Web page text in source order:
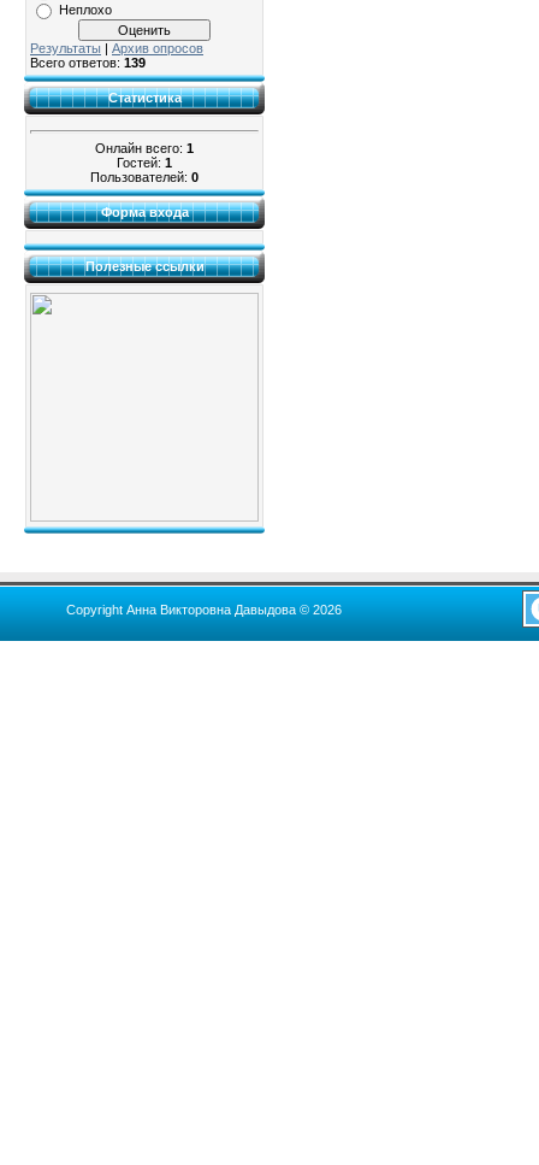
Неплохо
Результаты | Архив опросов
Всего ответов: 139
Статистика
Онлайн всего: 1
Гостей: 1
Пользователей: 0
Форма входа
Полезные ссылки
Copyright Анна Викторовна Давыдова © 2026